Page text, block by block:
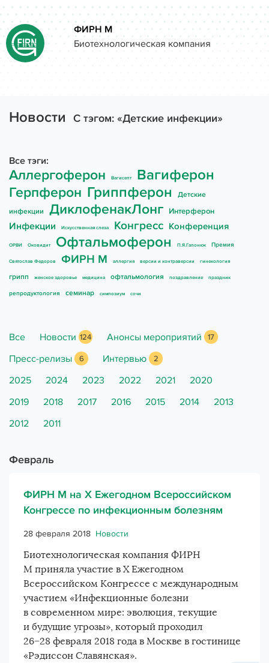
ФИРН М
Биотехнологическая компания
Новости C тэгом: «Детские инфекции»
Все тэги:
Аллергоферон Вагисепт Вагиферон
Герпферон Гриппферон
Детские
инфекции
ДиклофенакЛонг Интерферон
Инфекции Искусственная слеза Конгресс Конференция
ОРВИ Оковидит Офтальмоферон П.Я.Гапонюк Премия
Святослав Федоров ФИРН М аллергия версии и контраверсии гинекология
грипп женское здоровье медицина офтальмология поздравление праздник
репродуктология семинар симпозиум сочи
Все Новости 124 Анонсы мероприятий 17
Пресс-релизы 6 Интервью 2
2025 2024 2023 2022 2021
2020
2019
2018 2017 2016 2015 2014
2013
2012
2011
Февраль
ФИРН М на X Ежегодном Всероссийском
Конгрессе по инфекционным болезням
28 февраля 2018 Новости
Биотехнологическая компания ФИРН
М приняла участие в X Ежегодном
Всероссийском Конгрессе с международным
участием «Инфекционные болезни
в современном мире: эволюция, текущие
и будущие угрозы», который проходил
26−28 февраля 2018 года в Москве в гостинице
«Рэдиссон Славянская».
Задать свой вопрос
Как вас зовут
Электронная почта
Выберите препарат
Сообщение
Статьи
Исследования
Вопросы и Ответы
Для специалистов